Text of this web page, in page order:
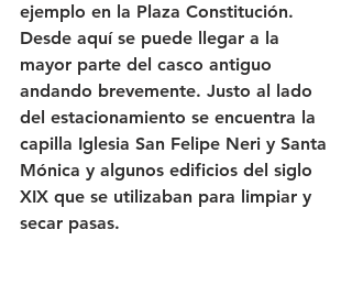
ejemplo en la Plaza Constitución.
Desde aquí se puede llegar a la
mayor parte del casco antiguo
andando brevemente. Justo al lado
del estacionamiento se encuentra la
capilla Iglesia San Felipe Neri y Santa
Mónica y algunos edificios del siglo
XIX que se utilizaban para limpiar y
secar pasas.